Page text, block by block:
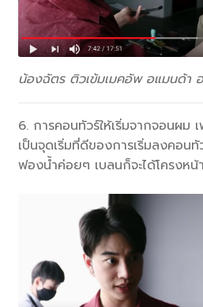
น้องฉัตร ติวเข้มเมคอัพ อแมนด้า
6. การคอนทัวร์ให้เริ่มจากจอนผม
เป็นจุดเริ่มที่ดีของการเริ่มลงคอน
ฟองน้ำค่อยๆ เบลนก็จะได้โครงห